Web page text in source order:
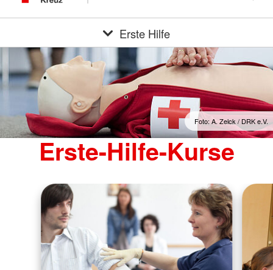
Erste Hilfe
Foto: A. Zelck / DRK e.V.
Erste-Hilfe-Kurse